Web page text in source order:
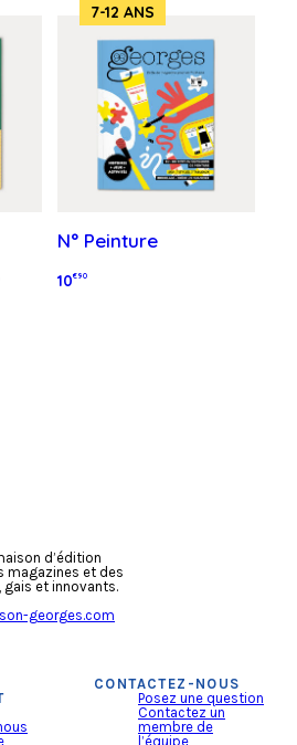
7-12 ANS
N° Peinture
10€90
d’édition
magazines et des
gais et innovants.
georges.com
CONTACTEZ-NOUS
Posez une question
Contactez un
membre de
l’équipe